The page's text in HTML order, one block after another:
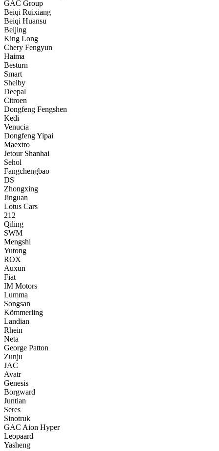
GAC Group
Beiqi Ruixiang
Beiqi Huansu
Beijing
King Long
Chery Fengyun
Haima
Besturn
Smart
Shelby
Deepal
Citroen
Dongfeng Fengshen
Kedi
Venucia
Dongfeng Yipai
Maextro
Jetour Shanhai
Sehol
Fangchengbao
DS
Zhongxing
Jinguan
Lotus Cars
212
Qiling
SWM
Mengshi
Yutong
ROX
Auxun
Fiat
IM Motors
Lumma
Songsan
Kömmerling
Landian
Rhein
Neta
George Patton
Zunju
JAC
Avatr
Genesis
Borgward
Juntian
Seres
Sinotruk
GAC Aion Hyper
Leopaard
Yasheng